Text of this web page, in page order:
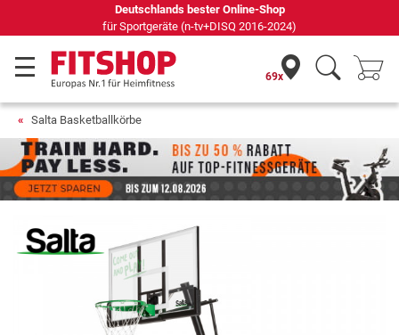
Deutschlands bester Online-Shop
für Sportgeräte (n-tv+DISQ 2016-2024)
69x
Salta Basketballkörbe